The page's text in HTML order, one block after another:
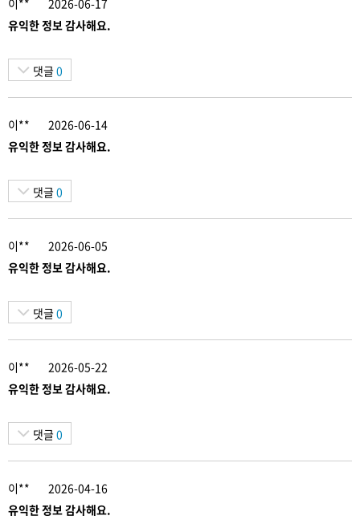
유익한 정보 감사해요.
댓글 0
이**
2026-06-14
유익한 정보 감사해요.
댓글 0
이**
2026-06-05
유익한 정보 감사해요.
댓글 0
이**
2026-05-22
유익한 정보 감사해요.
댓글 0
이**
2026-04-16
유익한 정보 감사해요.